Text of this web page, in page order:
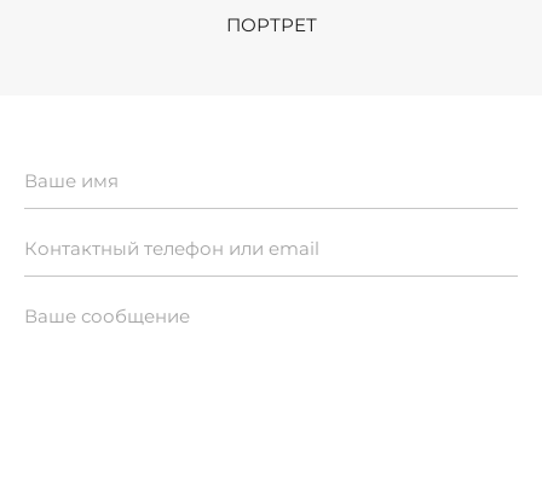
ПОРТРЕТ